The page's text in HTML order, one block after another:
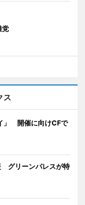
党
ス
」 開催に向けCFで
グリーンパレスが特